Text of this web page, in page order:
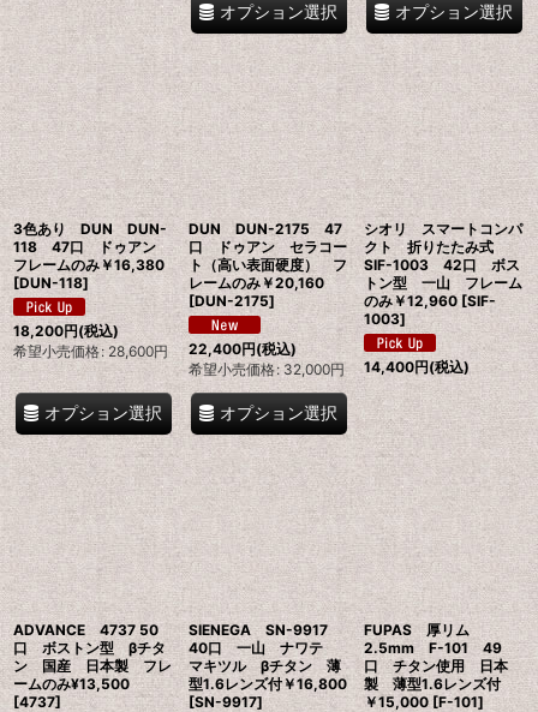
オプション選択 オプション選択
3色あり DUN DUN-
118 47口 ドゥアン
フレームのみ￥16,380
[DUN-118]
18,200円(税込)
希望小売価格: 28,600円
オプション選択
DUN DUN-2175 47
口 ドゥアン セラコー
ト（高い表面硬度） フ
レームのみ￥20,160
[DUN-2175]
22,400円(税込)
希望小売価格: 32,000円
オプション選択
シオリ スマートコンパ
クト 折りたたみ式
SIF-1003 42口 ボス
トン型 一山 フレーム
のみ￥12,960 [SIF-
1003]
14,400円(税込)
ADVANCE 4737 50
口 ボストン型 βチタ
ン 国産 日本製 フレ
ームのみ¥13,500
[4737]
SIENEGA SN-9917
40口 一山 ナワテ
マキツル βチタン 薄
型1.6レンズ付￥16,800
[SN-9917]
FUPAS 厚リム
2.5mm F-101 49
口 チタン使用 日本
製 薄型1.6レンズ付
￥15,000 [F-101]